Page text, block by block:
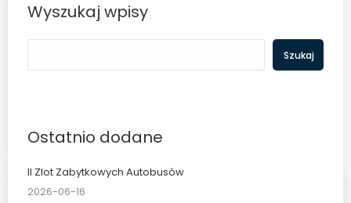
Wyszukaj wpisy
Szukaj
Ostatnio dodane
II Zlot Zabytkowych Autobusów
2026-06-16